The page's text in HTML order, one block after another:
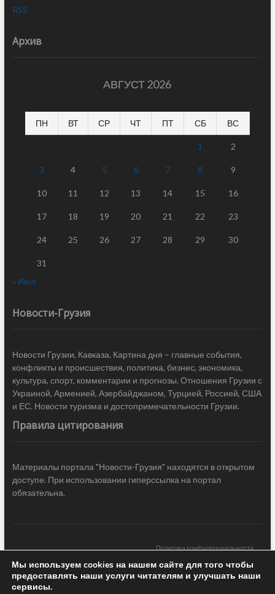
RSS
Архив
АВГУСТ 2026
ПН ВТ СР ЧТ ПТ СБ ВС
1 2
3 4 5 6 7 8 9
10 11 12 13 14 15 16
17 18 19 20 21 22 23
24 25 26 27 28 29 30
31
« Июл
Новости-Грузия
Новости Грузии, Кавказа. Картина дня – главные события,
конфликты и происшествия, политика, бизнес, экономика,
культура, спорт, комментарии и прогнозы. Отношения Грузии с
Украиной, Арменией, Азербайджаном, Турцией, Россией, США
и ЕС. Новости туризма и достопримечательности Грузии.
Правила цитирования
Материалы портала "Новости-Грузия" находятся в открытом
доступе. При использовании гиперссылка на портал
обязательна.
Политика конфиденциальности
Новости Грузии| Black Sea Press LTD © 2020 All Rights Reserved /
Design & development —
Мы используем cookies на нашем сайте для того чтобы
предоставлять наши услуги читателям и улучшать наши
сервисы.